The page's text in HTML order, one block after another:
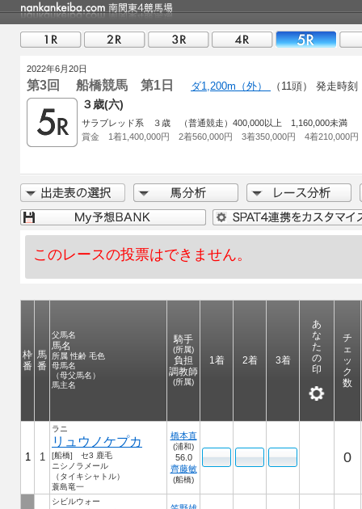
2022年6月20日
第3回 船橋競馬 第1日 ダ1,200m（外） （11頭） 発走時刻
３歳(六)
サラブレッド系 ３歳 （普通競走）400,000以上 1,160,000未満
賞金 1着1,400,000円 2着560,000円 3着350,000円 4着210,000円
このレースの投票はできません。
枠
番
馬
番
父馬名
馬名
所属 性齢 毛色
母馬名
（母父馬名）
馬主名
騎手
(所属)
負担
調教師
(所属)
1着 2着 3着
あ
な
た
の
印
チ
ェ
ッ
ク
数
1 1
ラニ
リュウノケプカ
[船橋] セ3 鹿毛
ニシノラメール
（タイキシャトル）
蓑島竜一
橋本直
(浦和)
56.0
齊藤敏
(船橋)
0
シビルウォー